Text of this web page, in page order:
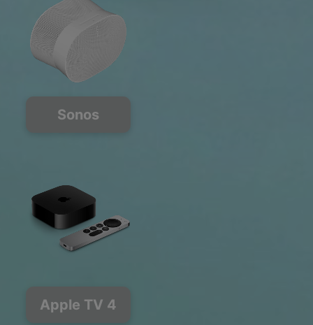
Sonos
Apple TV 4